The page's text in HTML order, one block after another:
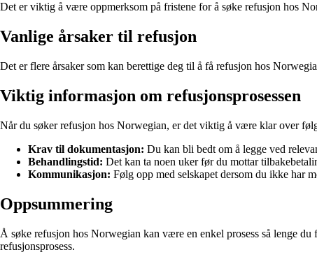
Det er viktig å være oppmerksom på fristene for å søke refusjon hos
Vanlige årsaker til refusjon
Det er flere årsaker som kan berettige deg til å få refusjon hos
Viktig informasjon om refusjonsprosessen
Når du søker refusjon hos Norwegian, er det viktig å være klar over
Krav til dokumentasjon: Du kan bli bedt om å legge ved
Behandlingstid: Det kan ta noen uker før du mottar
Kommunikasjon: Følg opp med selskapet dersom du ikke har
Oppsummering
Å søke refusjon hos Norwegian kan være en enkel prosess så lenge
refusjonsprosess.